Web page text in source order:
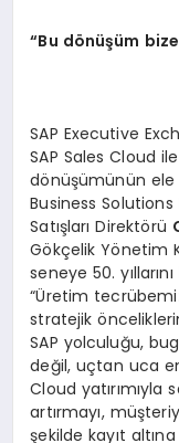
“Bu dönüşüm
SAP Executive
SAP Sales Cloud
dönüşümünün ele
Business
Satışları Direktörü
Gökçelik Yönetim
seneye 50.
“Üretim
stratejik
SAP yolculuğu,
değil, uçtan uca
Cloud yatırımıyla
artırmayı,
şekilde kayıt